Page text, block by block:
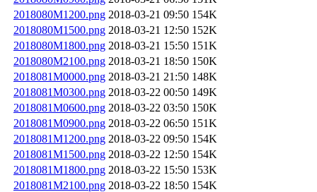
2018080M1200.png 2018-03-21 09:50 154K
2018080M1500.png 2018-03-21 12:50 152K
2018080M1800.png 2018-03-21 15:50 151K
2018080M2100.png 2018-03-21 18:50 150K
2018081M0000.png 2018-03-21 21:50 148K
2018081M0300.png 2018-03-22 00:50 149K
2018081M0600.png 2018-03-22 03:50 150K
2018081M0900.png 2018-03-22 06:50 151K
2018081M1200.png 2018-03-22 09:50 154K
2018081M1500.png 2018-03-22 12:50 154K
2018081M1800.png 2018-03-22 15:50 153K
2018081M2100.png 2018-03-22 18:50 154K